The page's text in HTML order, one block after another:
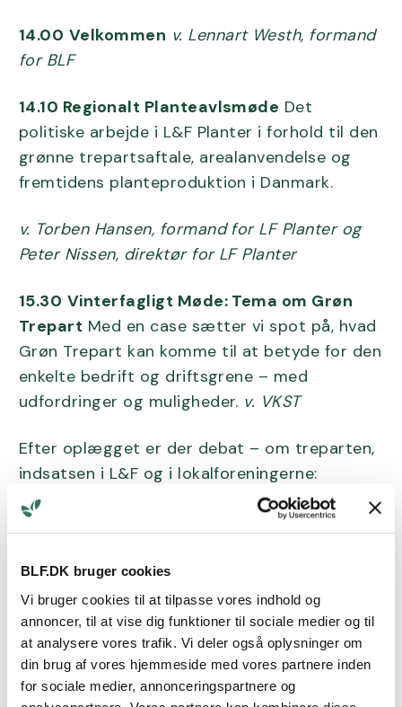
BLF.DK bruger cookies
Vi bruger cookies til at tilpasse vores indhold og
annoncer, til at vise dig funktioner til sociale medier og til
at analysere vores trafik. Vi deler også oplysninger om
din brug af vores hjemmeside med vores partnere inden
for sociale medier, annonceringspartnere og
14.00 Velkommen v. Lennart Westh, formand
for BLF
14.10 Regionalt Planteavlsmøde Det
politiske arbejde i L&F Planter i forhold til den
grønne trepartsaftale, arealanvendelse og
fremtidens planteproduktion i Danmark.
v. Torben Hansen, formand for LF Planter og
Peter Nissen, direktør for LF Planter
15.30 Vinterfagligt Møde: Tema om Grøn
Trepart Med en case sætter vi spot på, hvad
Grøn Trepart kan komme til at betyde for den
enkelte bedrift og driftsgrene – med
udfordringer og muligheder. v. VKST
Efter oplægget er der debat – om treparten,
indsatsen i L&F og i lokalforeningerne:
hvordan arbejder vi for, at Grøn Trepart bliver
en gevinst for landbruget.
17.15 Vinterfagligt Møde: Optimering af dine
skatteforhold: de 5 vigtigste
opmærksomhedspunkter. Den rigtige
skattedisponering kan få stor betydning for
fremtiden og du får et overblik over det, der
kan have størst betydning for din bedrift.